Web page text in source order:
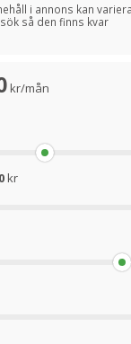
i annons kan
så den finns kvar
kr/mån
kr